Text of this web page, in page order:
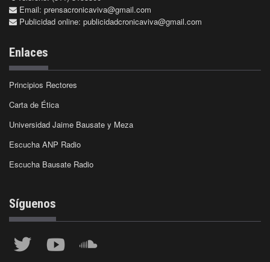
Email: prensacronicaviva@gmail.com
Publicidad online: publicidadcronicaviva@gmail.com
Enlaces
Principios Rectores
Carta de Ética
Universidad Jaime Bausate y Meza
Escucha ANP Radio
Escucha Bausate Radio
Síguenos